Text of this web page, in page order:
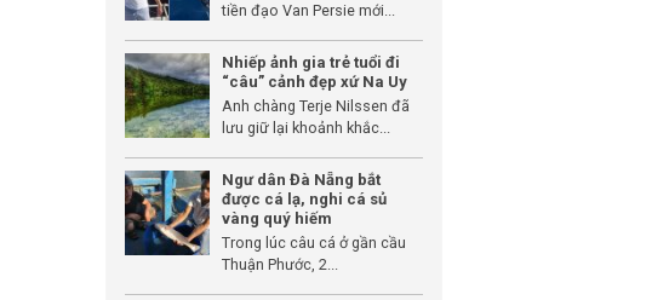
tiền đạo Van Persie mới...
Nhiếp ảnh gia trẻ tuổi đi
“câu” cảnh đẹp xứ Na Uy
Anh chàng Terje Nilssen đã
lưu giữ lại khoảnh khắc...
Ngư dân Đà Nẵng bắt
được cá lạ, nghi cá sủ
vàng quý hiếm
Trong lúc câu cá ở gần cầu
Thuận Phước, 2...